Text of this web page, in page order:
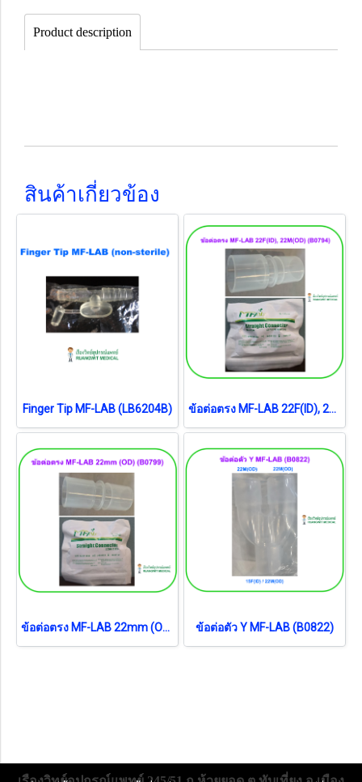
Product description
สินค้าเกี่ยวข้อง
Finger Tip MF-LAB (LB6204B) ข้อต่อตรง MF-LAB 22F(ID), 22M(OD) (B0794)
ข้อต่อตรง MF-LAB 22mm (OD) (B0799) ข้อต่อตัว Y MF-LAB (B0822)